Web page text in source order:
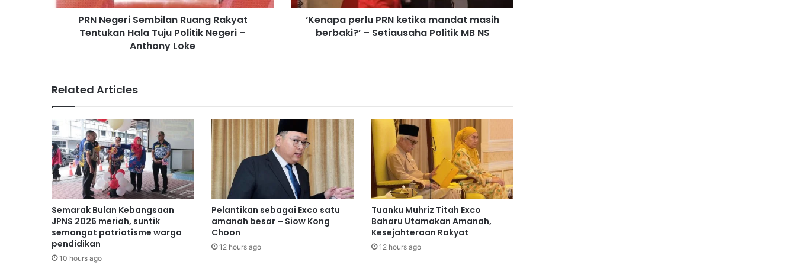
a
n
R
u
a
n
g
R
a
k
y
a
t
T
PRN Negeri Sembilan Ruang Rakyat
Tentukan Hala Tuju Politik Negeri –
Anthony Loke
e
e
t
i
k
a
m
a
n
d
a
‘Kenapa perlu PRN ketika mandat masih
berbaki?’ – Setiausaha Politik MB NS
Related Articles
Semarak Bulan Kebangsaan
JPNS 2026 meriah, suntik
semangat patriotisme warga
pendidikan
10 hours ago
Pelantikan sebagai Exco satu
amanah besar – Siow Kong
Choon
12 hours ago
Tuanku Muhriz Titah Exco
Baharu Utamakan Amanah,
Kesejahteraan Rakyat
12 hours ago